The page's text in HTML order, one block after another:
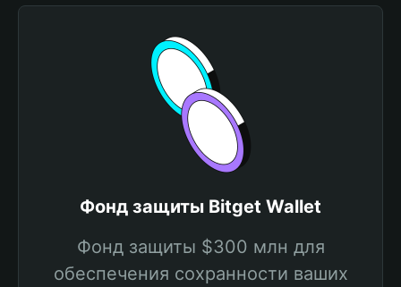
Фонд защиты Bitget Wallet
Фонд защиты $300 млн для
обеспечения сохранности ваших